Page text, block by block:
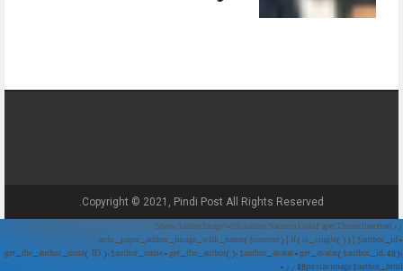
Copyright © 2021, Pindi Post All Rights Reserved.
// Show Author Image with Author Name in UrduPaper Theme function
urdu_paper_author_image_with_name($content) { if (is_single()) { $author_id =
get_the_author_meta('ID'); $author_name = get_the_author(); $author_avatar = get_avatar($author_id, 48);
// 48px size image $author_html = '